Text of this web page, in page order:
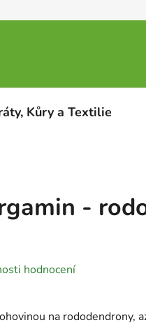
Kůry a Textilie
-
hodnocení
na rododendrony,